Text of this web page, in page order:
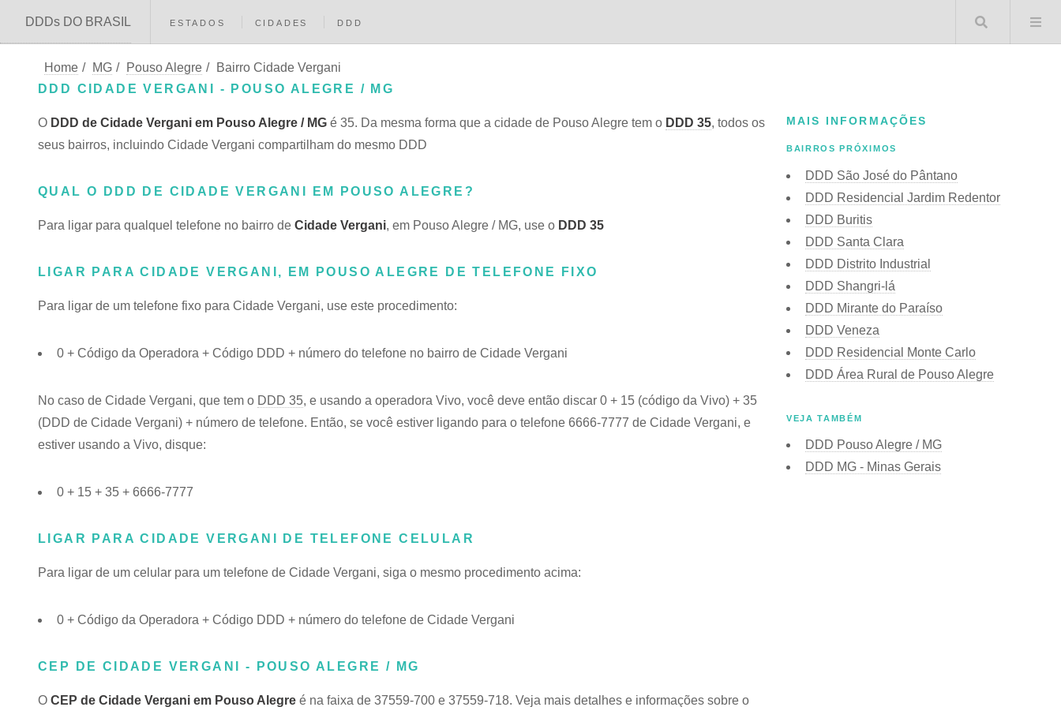
DDDs DO BRASIL ESTADOS CIDADES DDD Buscar
Home / MG / Pouso Alegre /
Bairro Cidade Vergani
DDD CIDADE VERGANI - POUSO ALEGRE / MG
O DDD de Cidade Vergani em Pouso Alegre / MG é 35. Da mesma forma que a cidade de Pouso Alegre tem o DDD 35, todos os
seus bairros, incluindo Cidade Vergani compartilham do mesmo DDD
QUAL O DDD DE CIDADE VERGANI EM POUSO ALEGRE?
Para ligar para qualquel telefone no bairro de Cidade Vergani, em Pouso Alegre / MG, use o DDD 35
LIGAR PARA CIDADE VERGANI, EM POUSO ALEGRE DE TELEFONE FIXO
Para ligar de um telefone fixo para Cidade Vergani, use este procedimento:
0 + Código da Operadora + Código DDD + número do telefone no bairro de Cidade Vergani
No caso de Cidade Vergani, que tem o DDD 35, e usando a operadora Vivo, você deve então discar 0 + 15 (código da Vivo) + 35
(DDD de Cidade Vergani) + número de telefone. Então, se você estiver ligando para o telefone 6666-7777 de Cidade Vergani, e
estiver usando a Vivo, disque:
0 + 15 + 35 + 6666-7777
LIGAR PARA CIDADE VERGANI DE TELEFONE CELULAR
Para ligar de um celular para um telefone de Cidade Vergani, siga o mesmo procedimento acima:
0 + Código da Operadora + Código DDD + número do telefone de Cidade Vergani
CEP DE CIDADE VERGANI - POUSO ALEGRE / MG
O CEP de Cidade Vergani em Pouso Alegre é na faixa de 37559-700 e 37559-718. Veja mais detalhes e informações sobre o
MAIS INFORMAÇÕES
BAIRROS PRÓXIMOS
DDD São José do Pântano
DDD Residencial Jardim Redentor
DDD Buritis
DDD Santa Clara
DDD Distrito Industrial
DDD Shangri-lá
DDD Mirante do Paraíso
DDD Veneza
DDD Residencial Monte Carlo
DDD Área Rural de Pouso Alegre
VEJA TAMBÉM
DDD Pouso Alegre / MG
DDD MG - Minas Gerais